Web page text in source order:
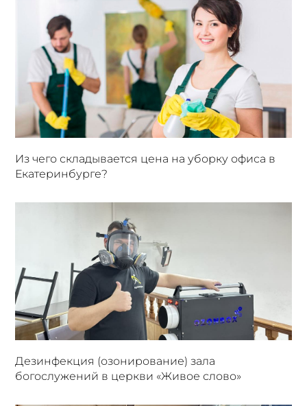
Из чего складывается цена на уборку офиса в
Екатеринбурге?
Дезинфекция (озонирование) зала
богослужений в церкви «Живое слово»